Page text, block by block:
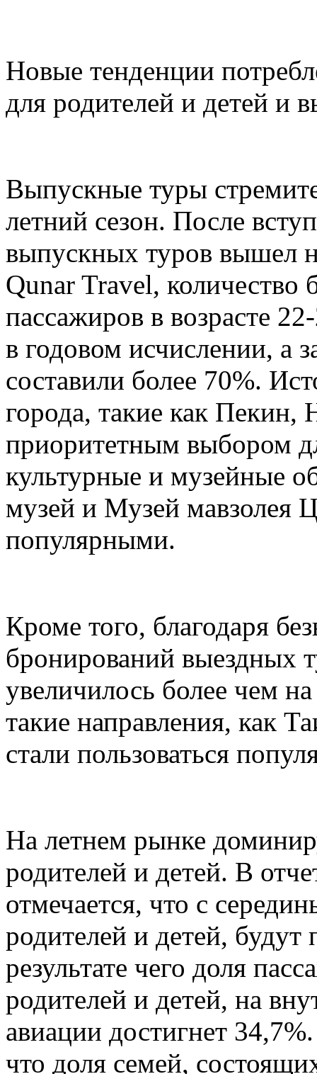
Новые тенденции
для родителей и детей и
Выпускные туры
летний сезон. После
выпускных туров вышел
Qunar Travel, количество
пассажиров в возрасте
в годовом исчислении, а
составили более 70%.
города, такие как Пекин,
приоритетным выбором
культурные и музейные
музей и Музей мавзолея
популярными.
Кроме того, благодаря
бронирований выездных
увеличилось более чем
такие направления, как
стали пользоваться
На летнем рынке
родителей и детей. В
отмечается, что с
родителей и детей, будут
результате чего доля
родителей и детей, на
авиации достигнет
что доля семей,